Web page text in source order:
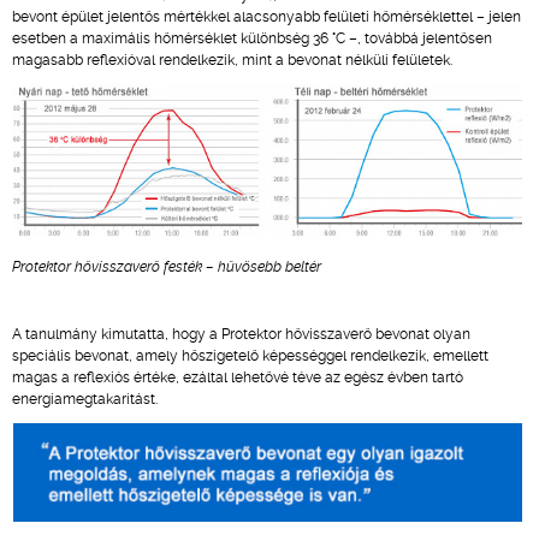
bevont épület jelentős mértékkel alacsonyabb felületi hőmérséklettel – jelen
esetben a maximális hőmérséklet különbség 36 °C –, továbbá jelentősen
magasabb reflexióval rendelkezik, mint a bevonat nélküli felületek.
Protektor hővisszaverő festék – hűvösebb beltér
A tanulmány kimutatta, hogy a Protektor hővisszaverő bevonat olyan
speciális bevonat, amely hőszigetelő képességgel rendelkezik, emellett
magas a reflexiós értéke, ezáltal lehetővé téve az egész évben tartó
energiamegtakarítást.